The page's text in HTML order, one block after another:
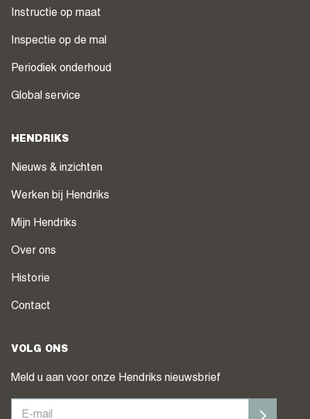
Instructie op maat
Inspectie op de mal
Periodiek onderhoud
Global service
HENDRIKS
Nieuws & inzichten
Werken bij Hendriks
Mijn Hendriks
Over ons
Historie
Contact
VOLG ONS
Meld u aan voor onze Hendriks nieuwsbrief